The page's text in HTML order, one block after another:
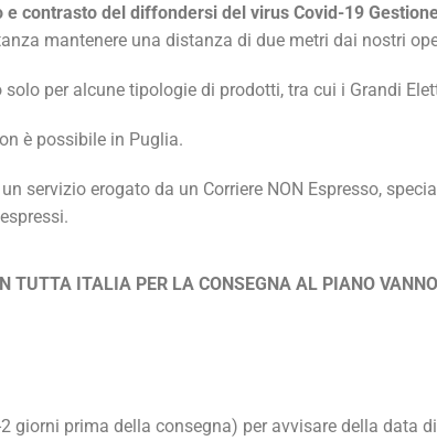
contrasto del diffondersi del virus Covid-19
mantenere una distanza di due metri dai nostri
solo per alcune tipologie di prodotti, tra cui i Grandi
è possibile in Puglia.
servizio erogato da un Corriere NON Espresso,
TUTTA ITALIA PER LA CONSEGNA AL PIANO
giorni prima della consegna) per avvisare della data